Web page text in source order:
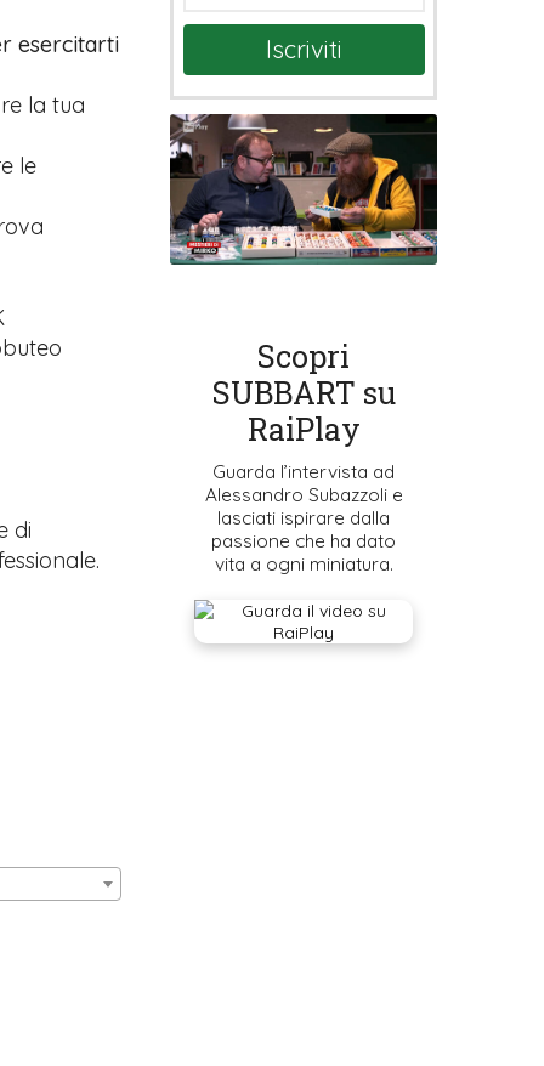
esercitarti
la tua
le
di
Iscriviti
Scopri
SUBBART su
RaiPlay
Guarda l’intervista ad
Alessandro Subazzoli e
lasciati ispirare dalla
passione che ha dato
vita a ogni miniatura.